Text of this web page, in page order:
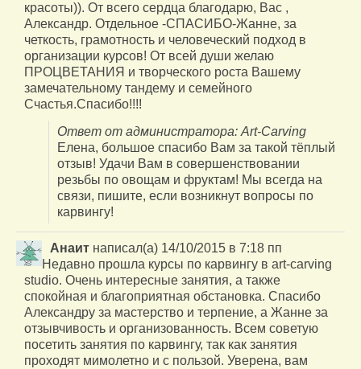
красоты)). От всего сердца благодарю, Вас ,
Александр. Отдельное -СПАСИБО-Жанне, за
четкость, грамотность и человеческий подход в
организации курсов! От всей души желаю
ПРОЦВЕТАНИЯ и творческого роста Вашему
замечательному тандему и семейного
Счастья.Спасибо!!!!
Ответ от администратора: Art-Carving
Елена, большое спасибо Вам за такой тёплый
отзыв! Удачи Вам в совершенствовании
резьбы по овощам и фруктам! Мы всегда на
связи, пишите, если возникнут вопросы по
карвингу!
Анаит написал(а) 14/10/2015 в 7:18 пп
Недавно прошла курсы по карвингу в art-carving
studio. Очень интересные занятия, а также
спокойная и благоприятная обстановка. Спасибо
Александру за мастерство и терпение, а Жанне за
отзывчивость и организованность. Всем советую
посетить занятия по карвингу, так как занятия
проходят мимолетно и с пользой. Уверена, вам